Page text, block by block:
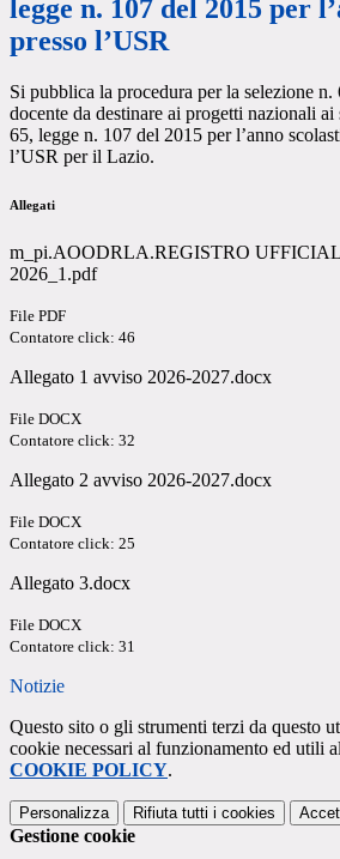
legge n. 107 del 2015 per
presso l’USR
Si pubblica la procedura per la selezione
docente da destinare ai progetti nazionali ai
65, legge n. 107 del 2015 per l’anno
l’USR per il Lazio.
Allegati
m_pi.AOODRLA.REGISTRO
2026_1.pdf
File PDF
Contatore click: 46
Allegato 1 avviso 2026-2027.docx
File DOCX
Contatore click: 32
Allegato 2 avviso 2026-2027.docx
File DOCX
Contatore click: 25
Allegato 3.docx
File DOCX
Contatore click: 31
Notizie
Questo sito o gli strumenti terzi da questo
cookie necessari al funzionamento ed utili
COOKIE POLICY.
Personalizza Rifiuta tutti i cookies
Gestione cookie